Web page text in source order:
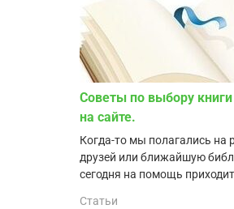
Советы по выбору
на сайте.
Когда-то мы полагались на
друзей или ближайшую
сегодня на помощь приходит
Статьи